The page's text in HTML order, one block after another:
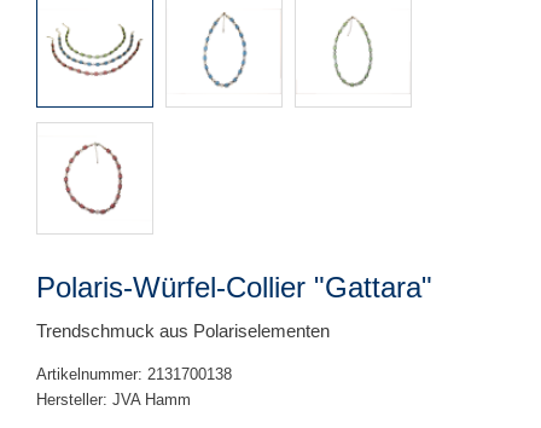
Polaris-Würfel-Collier "Gattara"
Trendschmuck aus Polariselementen
Artikelnummer: 2131700138
Hersteller: JVA Hamm